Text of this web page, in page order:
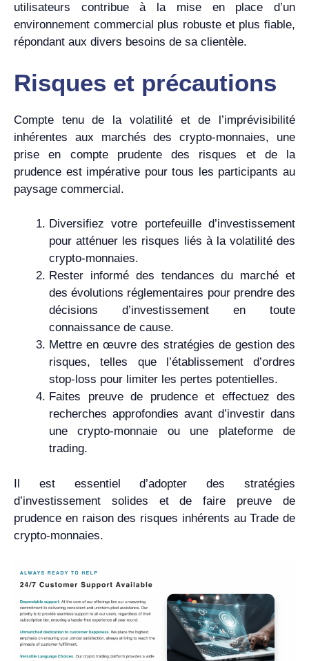
utilisateurs contribue à la mise en place d’un
environnement commercial plus robuste et plus fiable,
répondant aux divers besoins de sa clientèle.
Risques et précautions
Compte tenu de la volatilité et de l’imprévisibilité
inhérentes aux marchés des crypto-monnaies, une
prise en compte prudente des risques et de la
prudence est impérative pour tous les participants au
paysage commercial.
Diversifiez votre portefeuille d’investissement
pour atténuer les risques liés à la volatilité des
crypto-monnaies.
Rester informé des tendances du marché et
des évolutions réglementaires pour prendre des
décisions d’investissement en toute
connaissance de cause.
Mettre en œuvre des stratégies de gestion des
risques, telles que l’établissement d’ordres
stop-loss pour limiter les pertes potentielles.
Faites preuve de prudence et effectuez des
recherches approfondies avant d’investir dans
une crypto-monnaie ou une plateforme de
trading.
Il est essentiel d’adopter des stratégies
d’investissement solides et de faire preuve de
prudence en raison des risques inhérents au Trade de
crypto-monnaies.